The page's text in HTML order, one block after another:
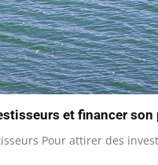
et financer son
Pour attirer des